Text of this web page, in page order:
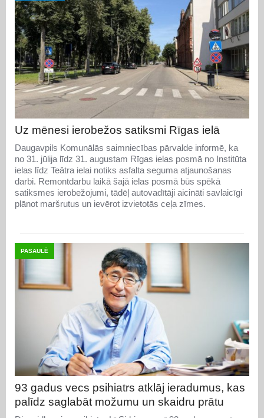
Uz mēnesi ierobežos satiksmi Rīgas ielā
Daugavpils Komunālās saimniecības pārvalde informē, ka
no 31. jūlija līdz 31. augustam Rīgas ielas posmā no Institūta
ielas līdz Teātra ielai notiks asfalta seguma atjaunošanas
darbi. Remontdarbu laikā šajā ielas posmā būs spēkā
satiksmes ierobežojumi, tādēļ autovadītāji aicināti savlaicīgi
plānot maršrutus un ievērot izvietotās ceļa zīmes.
PASAULĒ
93 gadus vecs psihiatrs atklāj ieradumus, kas
palīdz saglabāt možumu un skaidru prātu